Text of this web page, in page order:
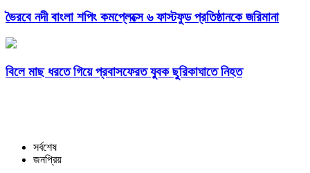
ভৈরবে নদী বাংলা শপিং কমপ্লেক্সে ৬ ফাস্টফুড প্রতিষ্ঠানকে জরিমানা
বিলে মাছ ধরতে গিয়ে প্রবাসফেরত যুবক ছুরিকাঘাতে নিহত
সর্বশেষ
জনপ্রিয়